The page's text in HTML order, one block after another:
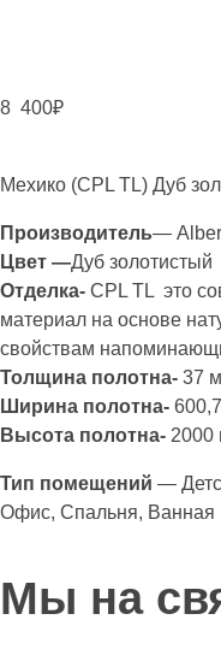
8 400₽
Мехико (CPL TL) Дуб
Производитель—
Цвет —Дуб золотистый
Отделка- CPL TL это
материал на основе
свойствам
Толщина полотна- 37
Ширина полотна-
Высота полотна- 2000
Тип помещений —
Офис, Спальня, Ванная
Мы на